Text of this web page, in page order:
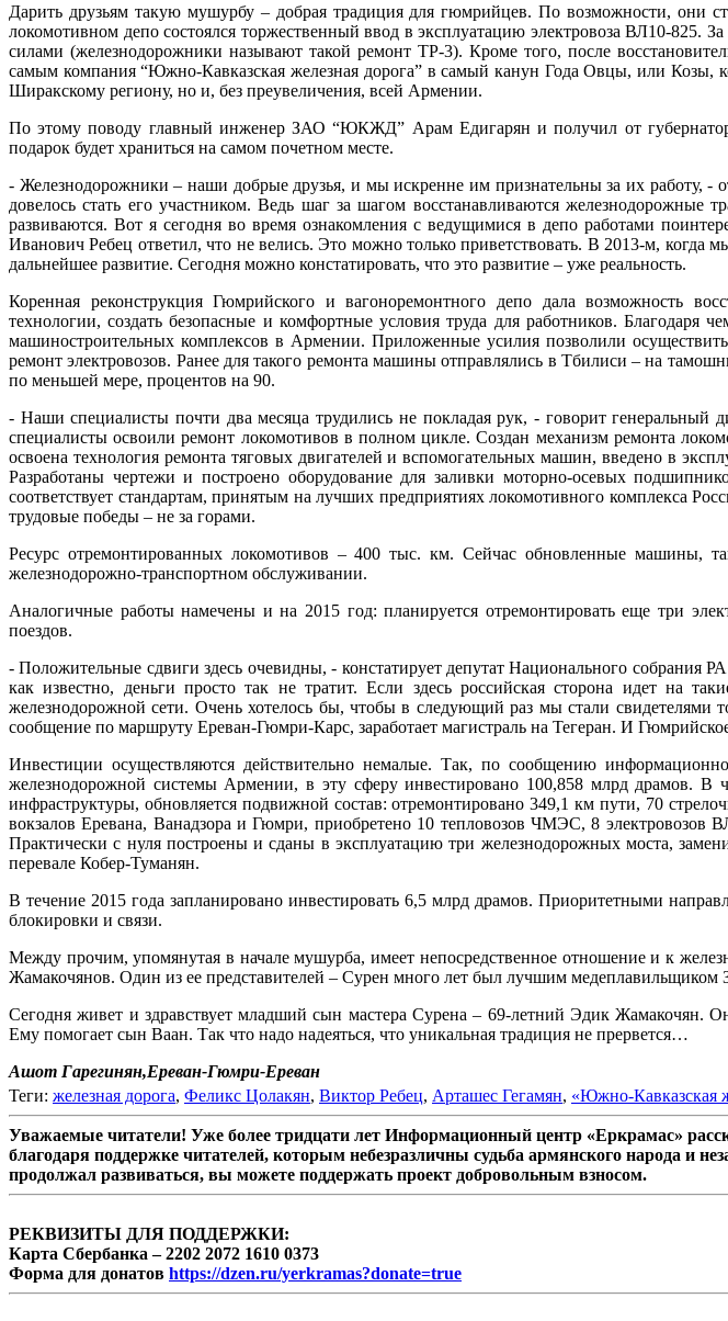
Дарить друзьям такую мушурбу – добрая традиция для гюмрийцев. По возможности, они
локомотивном депо состоялся торжественный ввод в эксплуатацию электровоза ВЛ10-825.
силами (железнодорожники называют такой ремонт ТР-3). Кроме того, после
самым компания “Южно-Кавказская железная дорога” в самый канун Года Овцы, или Козы,
Ширакскому региону, но и, без преувеличения, всей Армении.
По этому поводу главный инженер ЗАО “ЮКЖД” Арам Едигарян и получил от
подарок будет храниться на самом почетном месте.
- Железнодорожники – наши добрые друзья, и мы искренне им признательны за их работу, -
довелось стать его участником. Ведь шаг за шагом восстанавливаются
развиваются. Вот я сегодня во время ознакомления с ведущимися в депо работами
Иванович Ребец ответил, что не велись. Это можно только приветствовать. В 2013-м,
дальнейшее развитие. Сегодня можно констатировать, что это развитие – уже реальность.
Коренная реконструкция Гюмрийского и вагоноремонтного депо дала возможность
технологии, создать безопасные и комфортные условия труда для работников.
машиностроительных комплексов в Армении. Приложенные усилия позволили
ремонт электровозов. Ранее для такого ремонта машины отправлялись в Тбилиси – на
по меньшей мере, процентов на 90.
- Наши специалисты почти два месяца трудились не покладая рук, - говорит
специалисты освоили ремонт локомотивов в полном цикле. Создан механизм ремонта
освоена технология ремонта тяговых двигателей и вспомогательных машин, введено в
Разработаны чертежи и построено оборудование для заливки моторно-осевых
соответствует стандартам, принятым на лучших предприятиях локомотивного комплекса
трудовые победы – не за горами.
Ресурс отремонтированных локомотивов – 400 тыс. км. Сейчас обновленные машины,
железнодорожно-транспортном обслуживании.
Аналогичные работы намечены и на 2015 год: планируется отремонтировать еще три
поездов.
- Положительные сдвиги здесь очевидны, - констатирует депутат Национального
как известно, деньги просто так не тратит. Если здесь российская сторона идет на
железнодорожной сети. Очень хотелось бы, чтобы в следующий раз мы стали свидетелями
сообщение по маршруту Ереван-Гюмри-Карс, заработает магистраль на Тегеран. И
Инвестиции осуществляются действительно немалые. Так, по сообщению
железнодорожной системы Армении, в эту сферу инвестировано 100,858 млрд драмов. В
инфраструктуры, обновляется подвижной состав: отремонтировано 349,1 км пути, 70
вокзалов Еревана, Ванадзора и Гюмри, приобретено 10 тепловозов ЧМЭС, 8
Практически с нуля построены и сданы в эксплуатацию три железнодорожных моста,
перевале Кобер-Туманян.
В течение 2015 года запланировано инвестировать 6,5 млрд драмов. Приоритетными
блокировки и связи.
Между прочим, упомянутая в начале мушурба, имеет непосредственное отношение и к
Жамакочянов. Один из ее представителей – Сурен много лет был лучшим медеплавильщиком
Сегодня живет и здравствует младший сын мастера Сурена – 69-летний Эдик
Ему помогает сын Ваан. Так что надо надеяться, что уникальная традиция не прервется…
Ашот Гарегинян,Ереван-Гюмри-Ереван
Теги: железная дорога, Феликс Цолакян, Виктор Ребец, Арташес Гегамян, «Южно-Кавказская
Уважаемые читатели! Уже более тридцати лет Информационный центр «Еркрамас»
благодаря поддержке читателей, которым небезразличны судьба армянского народа и
продолжал развиваться, вы можете поддержать проект добровольным взносом.
РЕКВИЗИТЫ ДЛЯ ПОДДЕРЖКИ:
Карта Сбербанка – 2202 2072 1610 0373
Форма для донатов https://dzen.ru/yerkramas?donate=true